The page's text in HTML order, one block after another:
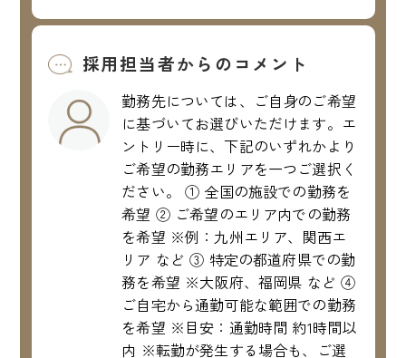
採用担当者からのコメント
勤務先については、ご自身のご希望
に基づいてお選びいただけます。エ
ントリー時に、下記のいずれかより
ご希望の勤務エリアを一つご選択く
ださい。 ① 全国の施設での勤務を
希望 ② ご希望のエリア内での勤務
を希望 ※例：九州エリア、関西エ
リア など ③ 特定の都道府県での勤
務を希望 ※大阪府、福岡県 など ④
ご自宅から通勤可能な範囲での勤務
を希望 ※目安：通勤時間 約1時間以
内 ※転勤が発生する場合も、ご選